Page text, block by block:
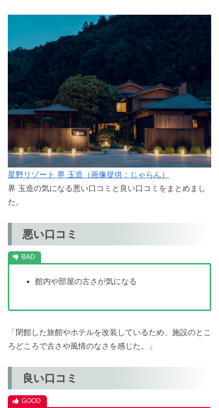
星野リゾート 界 玉造（画像提供：じゃらん）
界 玉造の気になる悪い口コミと良い口コミをまとめまし
た。
悪い口コミ
館内や部屋の古さが気になる
「閉館した旅館やホテルを改装しているため、施設のとこ
ろどころで古さや風情のなさを感じた。」
良い口コミ